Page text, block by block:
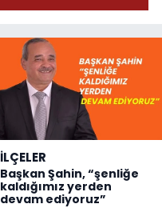
İLÇELER
Başkan Şahin, “şenliğe
kaldığımız yerden
devam ediyoruz”